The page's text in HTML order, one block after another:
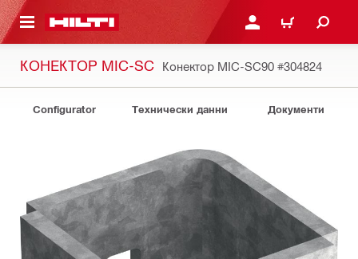
СЪДЪРЖАНИЕ ВЛЕЗ ИЛИ СЕ
КОЛИЧКА
КОНЕКТОР MIC-SC Конектор MIC-SC90 #304824
Configurator Технически данни Документи